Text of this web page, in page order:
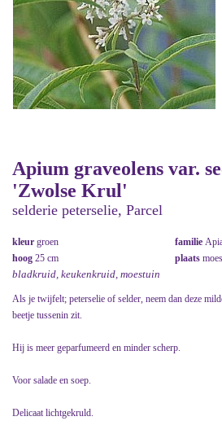
Apium graveolens var.
'Zwolse Krul'
selderie peterselie, Parcel
kleur groen familie
hoog 25 cm plaats
bladkruid, keukenkruid, moestuin
Als je twijfelt; peterselie of selder, neem dan deze
beetje tussenin zit.
Hij is meer geparfumeerd en minder scherp.
Voor salade en soep.
Delicaat lichtgekruld.